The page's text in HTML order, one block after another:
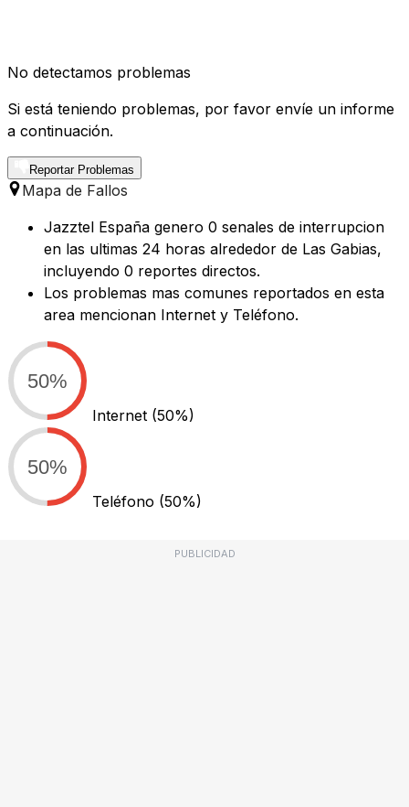
No detectamos problemas
Si está teniendo problemas, por favor envíe un informe
a continuación.
Reportar Problemas
Mapa de Fallos
Jazztel España genero 0 senales de interrupcion
en las ultimas 24 horas alrededor de Las Gabias,
incluyendo 0 reportes directos.
Los problemas mas comunes reportados en esta
area mencionan Internet y Teléfono.
50%
Internet (50%)
50%
Teléfono (50%)
PUBLICIDAD